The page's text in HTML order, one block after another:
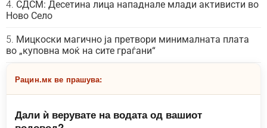
СДСМ: Десетина лица нападнале млади активисти во
Ново Село
Мицкоски магично ја претвори минималната плата
во „куповна моќ на сите граѓани“
Рацин.мк ве прашува:
Дали ѝ верувате на водата од вашиот